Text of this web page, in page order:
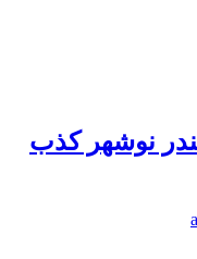
نوشهر کذب